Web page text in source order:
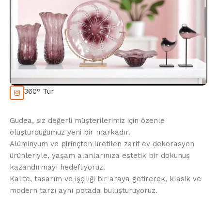
360° Tur
Gudea, siz değerli müşterilerimiz için özenle
oluşturduğumuz yeni bir markadır.
Alüminyum ve pirinçten üretilen zarif ev dekorasyon
ürünleriyle, yaşam alanlarınıza estetik bir dokunuş
kazandırmayı hedefliyoruz.
Kalite, tasarım ve işçiliği bir araya getirerek, klasik ve
modern tarzı aynı potada buluşturuyoruz.